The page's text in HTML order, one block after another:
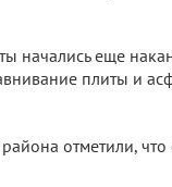
начались еще
плиты и
отметили,